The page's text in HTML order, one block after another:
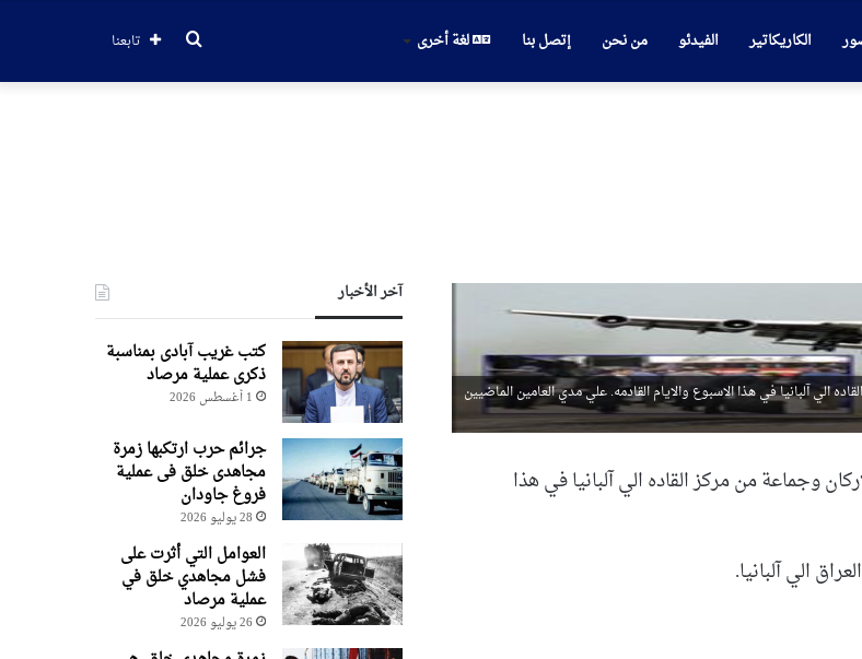
الكاريكاتير الفيدئو من نحن إتصل بنا لغة أخرى تابعنا بحث
القاده الي آلبانيا في هذا الاسبوع والايام القادمه. علي مدي العامين الماضيين
الاركان وجماعة من مركز القاده الي آلبانيا في هذا
الي آلبانيا.
آخر الأخبار
کتب غریب آبادی بمناسبة
ذکری عملیة مرصاد
1 أغسطس 2026
جرائم حرب ارتکبها زمرة
مجاهدی خلق فی عملیة
فروغ جاودان
28 يوليو 2026
العوامل التي أثرت على
فشل مجاهدي خلق في
عملية مرصاد
26 يوليو 2026